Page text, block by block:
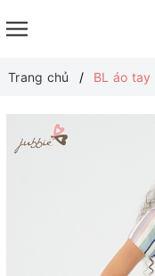
Trang chủ BL áo